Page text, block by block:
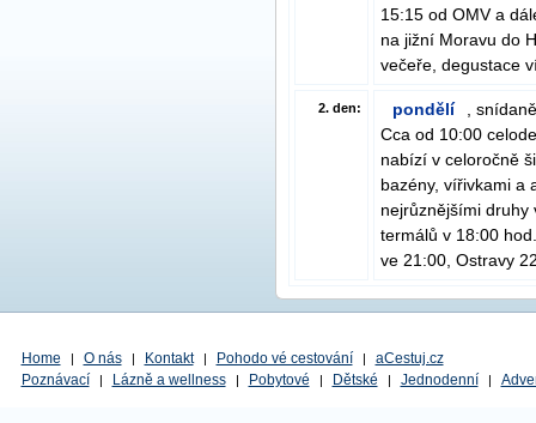
15:15 od OMV a
na jižní Moravu do
večeře, degustace
2. den: pondělí
,
Cca od 10:00
nabízí v celoročně
bazény, vířivkami a
nejrůznějšími druhy
termálů v 18:00
ve 21:00, Ostravy
Home | O nás | Kontakt | Pohodo vé cestování |
aCestuj.cz
Poznávací
| Lázně a wellness | Pobytové | Dětské | Jednodenní |